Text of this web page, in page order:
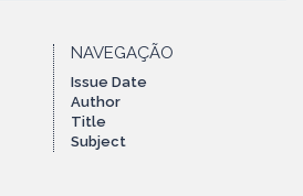
NAVEGAÇÃO
Issue Date
Author
Title
Subject